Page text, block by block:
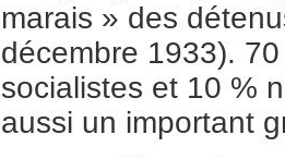
marais » des
décembre 1933).
socialistes et 10 %
aussi un important